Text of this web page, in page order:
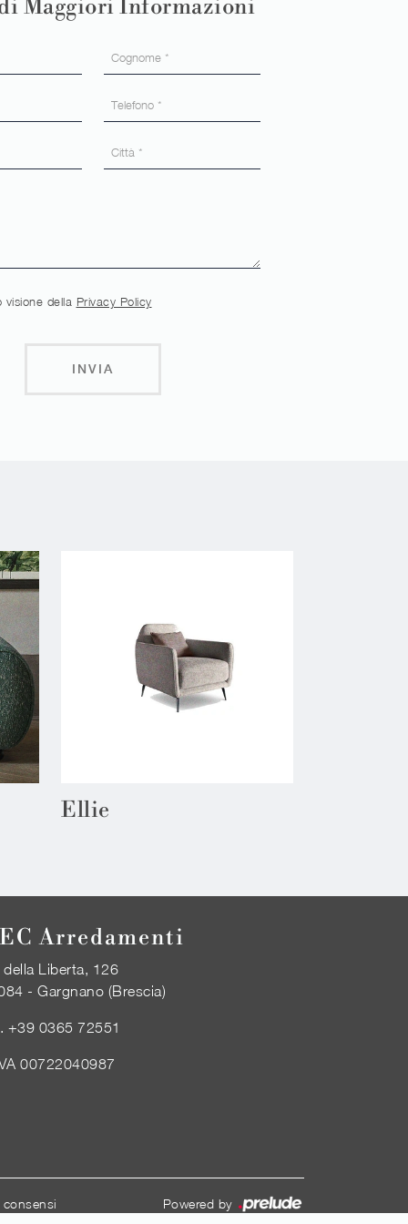
Maggiori Informazioni
visione della Privacy Policy
INVIA
Ellie
Arredamenti
della Liberta, 126
- Gargnano (Brescia)
+39 0365 72551
00722040987
Powered by